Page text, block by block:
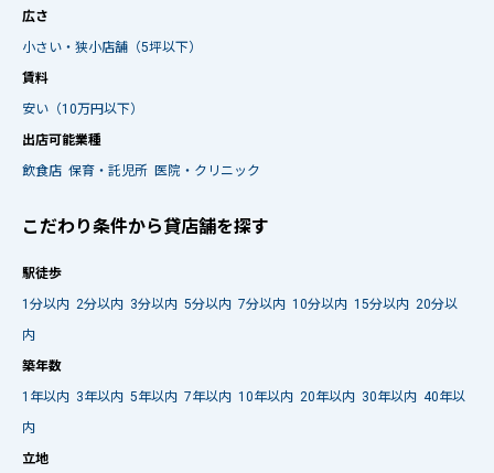
広さ
小さい・狭小店舗（5坪以下）
賃料
安い（10万円以下）
出店可能業種
飲食店 保育・託児所 医院・クリニック
こだわり条件から貸店舗を探す
駅徒歩
1分以内 2分以内 3分以内 5分以内 7分以内 10分以内 15分以内 20分以
内
築年数
1年以内 3年以内 5年以内 7年以内 10年以内 20年以内 30年以内 40年以
内
立地